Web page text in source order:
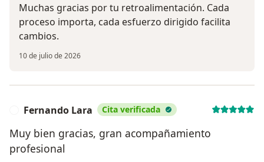
Muchas gracias por tu retroalimentación. Cada
proceso importa, cada esfuerzo dirigido facilita
cambios.
10 de julio de 2026
Fernando Lara Cita verificada
Muy bien gracias, gran acompañamiento
profesional